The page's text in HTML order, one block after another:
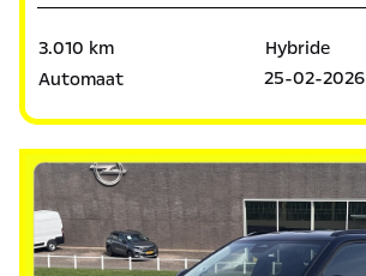
3.010 km
Hybride
Automaat
25-02-2026